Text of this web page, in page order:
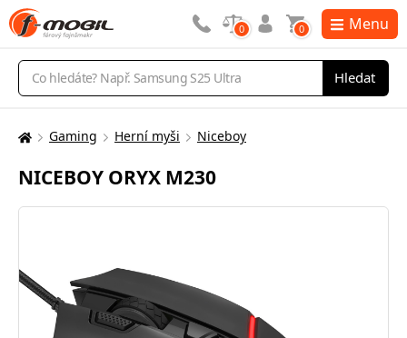
Vyhledávání
Hledat
0 0 Menu
Zde
nacházíte:
Gaming Herní myši Niceboy
NICEBOY ORYX M230